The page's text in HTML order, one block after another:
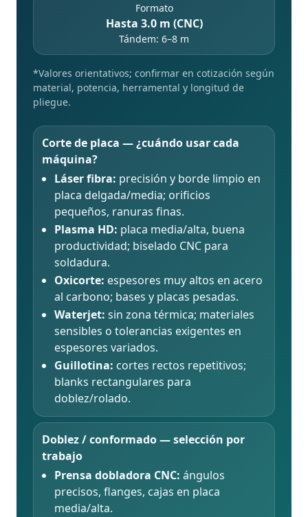
Formato
Hasta 3.0 m (CNC)
Tándem: 6–8 m
*Valores orientativos; confirmar en cotización según
material, potencia, herramental y longitud de
pliegue.
Corte de placa — ¿cuándo usar cada
máquina?
Láser fibra: precisión y borde limpio en
placa delgada/media; orificios
pequeños, ranuras finas.
Plasma HD: placa media/alta, buena
productividad; biselado CNC para
soldadura.
Oxicorte: espesores muy altos en acero
al carbono; bases y placas pesadas.
Waterjet: sin zona térmica; materiales
sensibles o tolerancias exigentes en
espesores variados.
Guillotina: cortes rectos repetitivos;
blanks rectangulares para
doblez/rolado.
Doblez / conformado — selección por
trabajo
Prensa dobladora CNC: ángulos
precisos, flanges, cajas en placa
media/alta.